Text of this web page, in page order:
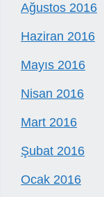
Ağustos 2016
Haziran 2016
Mayıs 2016
Nisan 2016
Mart 2016
Şubat 2016
Ocak 2016